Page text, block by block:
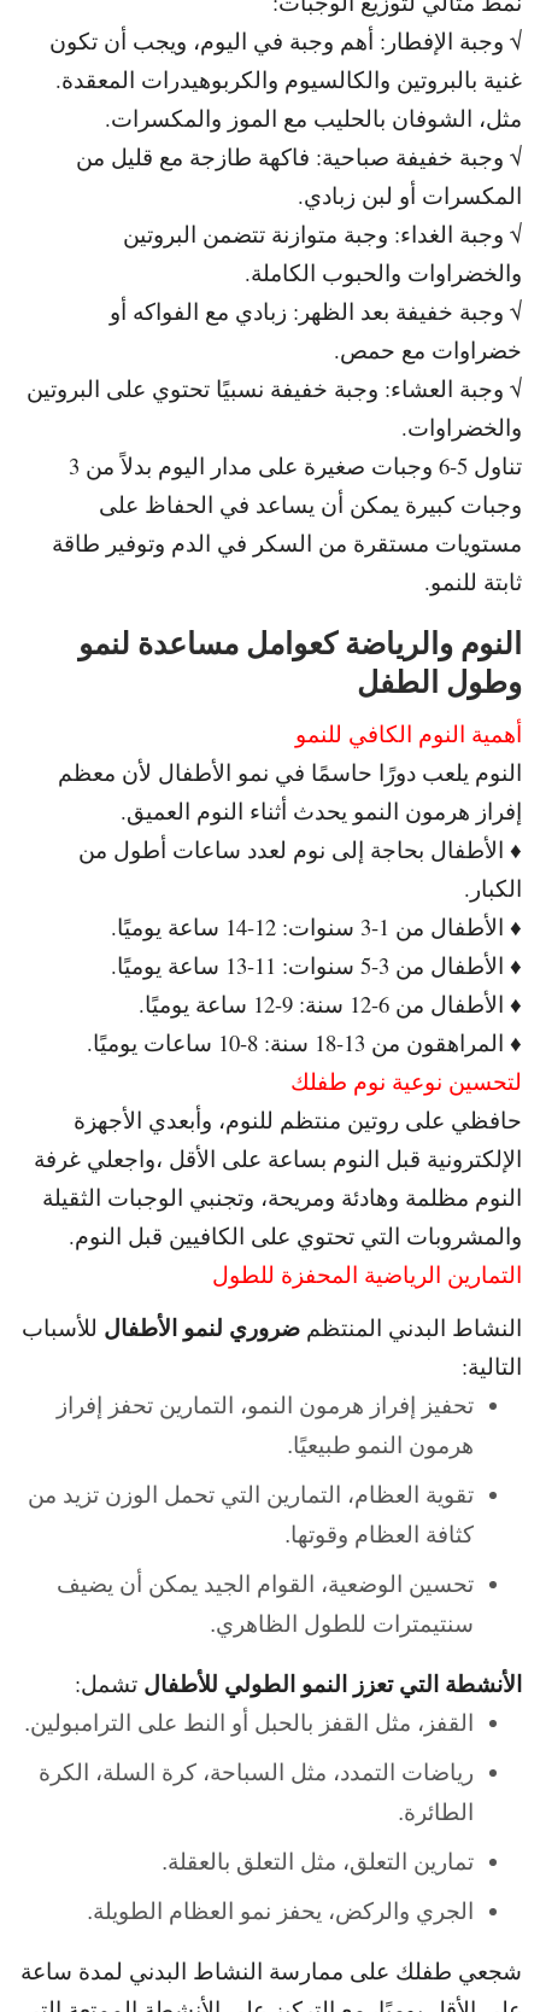
√ وجبة الإفطار: أهم وجبة في اليوم، ويجب أن تكون
غنية بالبروتين والكالسيوم والكربوهيدرات المعقدة.
مثل، الشوفان بالحليب مع الموز والمكسرات.
√ وجبة خفيفة صباحية: فاكهة طازجة مع قليل من
المكسرات أو لبن زبادي.
√ وجبة الغداء: وجبة متوازنة تتضمن البروتين
والخضراوات والحبوب الكاملة.
√ وجبة خفيفة بعد الظهر: زبادي مع الفواكه أو
خضراوات مع حمص.
√ وجبة العشاء: وجبة خفيفة نسبيًا تحتوي على البروتين
والخضراوات.
تناول 5-6 وجبات صغيرة على مدار اليوم بدلاً من 3
وجبات كبيرة يمكن أن يساعد في الحفاظ على
مستويات مستقرة من السكر في الدم وتوفير طاقة
ثابتة للنمو.
النوم والرياضة كعوامل مساعدة لنمو
وطول الطفل
أهمية النوم الكافي للنمو
النوم يلعب دورًا حاسمًا في نمو الأطفال لأن معظم
إفراز هرمون النمو يحدث أثناء النوم العميق.
♦ الأطفال بحاجة إلى نوم لعدد ساعات أطول من
الكبار.
♦ الأطفال من 1-3 سنوات: 12-14 ساعة يوميًا.
♦ الأطفال من 3-5 سنوات: 11-13 ساعة يوميًا.
♦ الأطفال من 6-12 سنة: 9-12 ساعة يوميًا.
♦ المراهقون من 13-18 سنة: 8-10 ساعات يوميًا.
لتحسين نوعية نوم طفلك
حافظي على روتين منتظم للنوم، وأبعدي الأجهزة
الإلكترونية قبل النوم بساعة على الأقل ،واجعلي غرفة
النوم مظلمة وهادئة ومريحة، وتجنبي الوجبات الثقيلة
والمشروبات التي تحتوي على الكافيين قبل النوم.
التمارين الرياضية المحفزة للطول
النشاط البدني المنتظم ضروري لنمو الأطفال للأسباب
التالية:
تحفيز إفراز هرمون النمو، التمارين تحفز إفراز
هرمون النمو طبيعيًا.
تقوية العظام، التمارين التي تحمل الوزن تزيد من
كثافة العظام وقوتها.
تحسين الوضعية، القوام الجيد يمكن أن يضيف
سنتيمترات للطول الظاهري.
الأنشطة التي تعزز النمو الطولي للأطفال تشمل:
القفز، مثل القفز بالحبل أو النط على الترامبولين.
رياضات التمدد، مثل السباحة، كرة السلة، الكرة
الطائرة.
تمارين التعلق، مثل التعلق بالعقلة.
الجري والركض، يحفز نمو العظام الطويلة.
شجعي طفلك على ممارسة النشاط البدني لمدة ساعة